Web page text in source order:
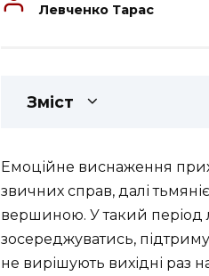
Левченко Тарас
Зміст
Емоційне виснаження
звичних справ, далі
вершиною. У такий період
зосереджуватись,
не вирішують вихідні раз